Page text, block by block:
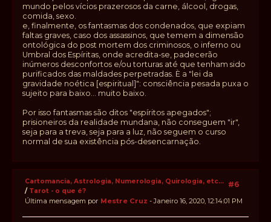
mundo pelos vícios prazerosos da carne, álcool, drogas,
comida, sexo.
e, finalmente, os fantasmas dos condenados, que expiam
faltas graves, caso dos assassinos, que temem a dimensão
ontológica do post mortem dos criminosos, o inferno ou
Umbral dos Espíritas, onde acredita-se, padecerão
inúmeros desconfortos e/ou torturas até que tenham sido
purificados das maldades perpetradas. È a "lei da
gravidade noética [espiritual]": consciência pesada puxa o
sujeito para baixo... muito baixo.
Por isso fantasmas são ditos "espíritos apegados";
prisioneiros da realidade mundana, não conseguem "ir",
seja para a treva, seja para a luz, não seguem o curso
normal de sua existência pós-desencarnação.
#6
Cartomancia, Astrologia, Numerologia, Quirologia, etc...
/ Tarot - o que é?
Última mensagem por Mestre Cruz - Janeiro 16, 2020, 12:14:01 PM